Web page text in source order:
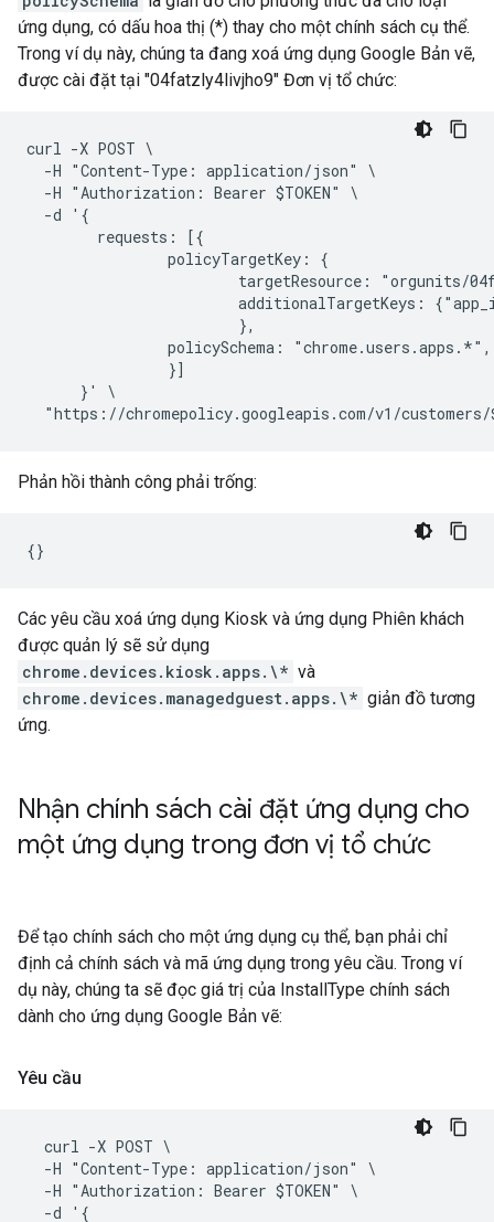
ứng dụng, có dấu hoa thị (*) thay cho một chính sách cụ thể.
Trong ví dụ này, chúng ta đang xoá ứng dụng Google Bản vẽ,
được cài đặt tại "04fatzly4livjho9" Đơn vị tổ chức:
curl -X POST \
  -H "Content-Type: application/json" \
  -H "Authorization: Bearer $TOKEN" \
  -d '{
        requests: [{
                policyTargetKey: {
targetResource: "orgunits/
additionalTargetKeys:
                        },
                policySchema: "chrome.users.apps.*",
                }]
      }' \
Phản hồi thành công phải trống:
Các yêu cầu xoá ứng dụng Kiosk và ứng dụng Phiên khách
được quản lý sẽ sử dụng
chrome.devices.kiosk.apps.\* và
chrome.devices.managedguest.apps.\* giản đồ tương
ứng.
Nhận chính sách cài đặt ứng dụng cho
một ứng dụng trong đơn vị tổ chức
Để tạo chính sách cho một ứng dụng cụ thể, bạn phải chỉ
định cả chính sách và mã ứng dụng trong yêu cầu. Trong ví
dụ này, chúng ta sẽ đọc giá trị của InstallType chính sách
dành cho ứng dụng Google Bản vẽ:
Yêu cầu
  curl -X POST \
  -H "Content-Type: application/json" \
  -H "Authorization: Bearer $TOKEN" \
  -d '{